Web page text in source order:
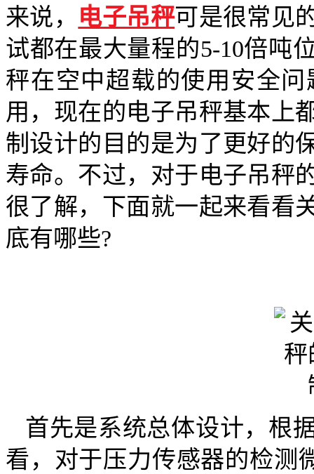
来说， 电子吊秤可是很常见
试都在最大量程的5-10倍吨
秤在空中超载的使用安全
用，现在的电子吊秤基本上
制设计的目的是为了更好的
寿命。不过，对于电子吊秤
很了解，下面就一起来看看
底有哪些?
首先是系统总体设计，根
看，对于压力传感器的检测